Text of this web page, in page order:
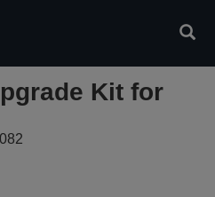
Kit for